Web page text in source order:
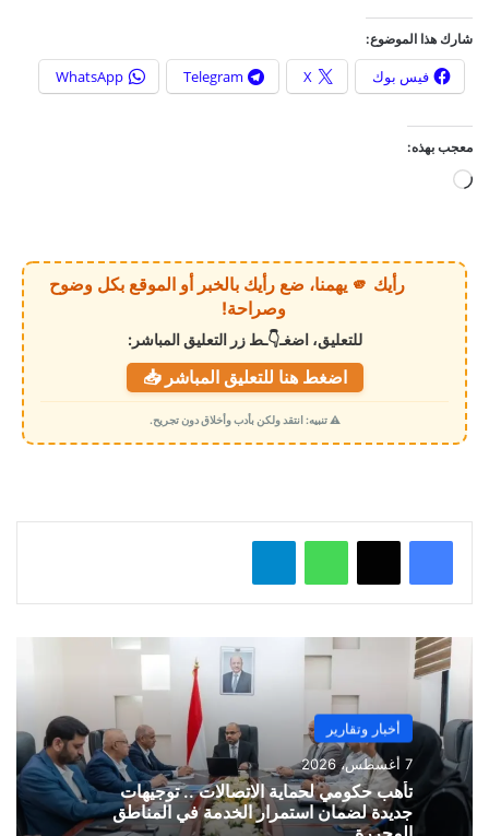
شارك هذا الموضوع:
فيس بوك X
Telegram
WhatsApp
معجب بهذه:
ي
م
ي
رأيك 🫵 يهمنا، ضع رأيك بالخبر أو الموقع بكل وضوح
وصراحة!
للتعليق، اضغـ👇ـط زر التعليق المباشر:
اضغط هنا للتعليق المباشر 📥
⚠️ تنبيه: انتقد ولكن بأدب وأخلاق دون تجريح.
واتساب
أخبار وتقارير
7 أغسطس، 2026
تأهب حكومي لحماية الاتصالات .. توجيهات
جديدة لضمان استمرار الخدمة في المناطق